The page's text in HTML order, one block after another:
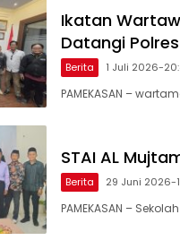
Ikatan
Datangi
Berita 1 Juli 2026-
PAMEKASAN –
STAI AL
Berita 29 Juni 2026-
PAMEKASAN –